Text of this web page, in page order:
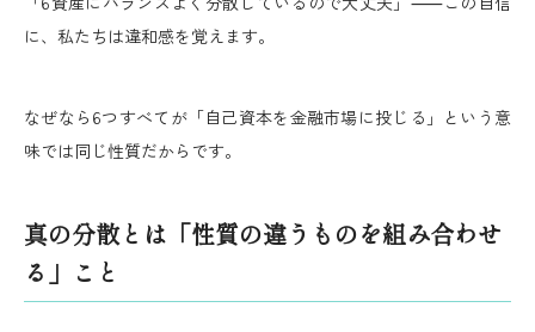
に、私たちは違和感を覚えます。
なぜなら6つすべてが「自己資本を金融市場に投じる」という意
味では同じ性質だからです。
真の分散とは「性質の違うものを組み合わせ
る」こと